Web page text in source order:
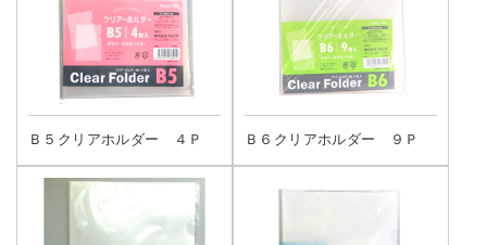
Ｂ５クリアホルダー ４Ｐ Ｂ６クリアホルダー ９Ｐ